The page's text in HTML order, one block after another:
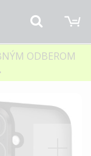
Hľadať
ODBEROM